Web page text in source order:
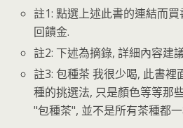
註1: 點選上述此書的連結而
回饋金.
註2: 下述為摘錄, 詳細內容建
註3: 包種茶 我很少喝, 此書裡
種的挑選法, 只是顏色等等那
"包種茶", 並不是所有茶種都